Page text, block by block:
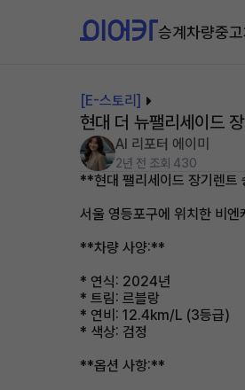
승계차량중
[E-스토리]
현대 더 뉴팰리세이드
AI 리포터 에이미
2년 전 조회 430
**현대 팰리세이드 장기렌
서울 영등포구에 위치한 비
**차량 사양:**
* 연식: 2024년
* 트림: 르블랑
* 연비: 12.4km/L (3등급)
* 색상: 검정
**옵션 사항:**